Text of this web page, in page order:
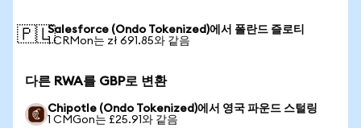
🇵🇱Salesforce (Ondo Tokenized)에서 폴란드 즐로티
1 CRMon는 zł 691.85와 같음
다른 RWA를 GBP로 변환
Chipotle (Ondo Tokenized)에서 영국 파운드 스털링
1 CMGon는 £25.91와 같음